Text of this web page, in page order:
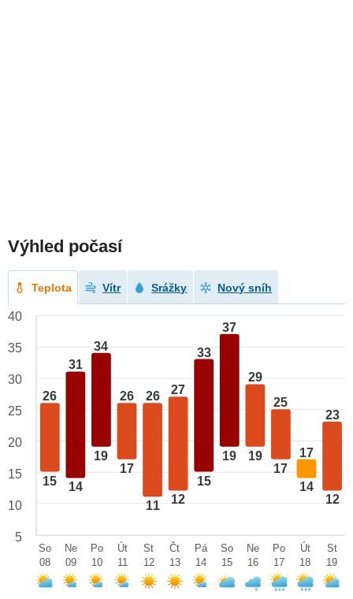
Výhled počasí
Teplota Vítr Srážky Nový sníh
26
15
31
14
34
19
26
17
26
11
27
12
33
15
37
19
29
19
25
17
17
14
23
12
40
35
30
25
20
15
10
5
So
08
Ne
09
Po
10
Út
11
St
12
Čt
13
Pá
14
So
15
Ne
16
Po
17
Út
18
St
19